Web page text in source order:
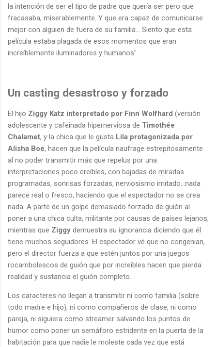
la intención de ser el tipo de padre que quería ser pero que
fracasaba, miserablemente. Y que era capaz de comunicarse
mejor con alguien de fuera de su familia... Siento que esta
película estaba plagada de esos momentos que eran
increíblemente iluminadores y humanos".
Un casting desastroso y forzado
El hijo Ziggy Katz interpretado por Finn Wolfhard (versión
adolescente y cafeinada hipernerviosa de Timothée
Chalamet, y la chica que le gusta Lila protagonizada por
Alisha Boe, hacen que la película naufrage estrepitosamente
al no poder transmitir más que repelus por una
interpretaciones poco creíbles, con bajadas de miradas
programadas, sonrisas forzadas, nerviosismo imitado...nada
parece real o fresco, haciendo que el espectador no se crea
nada. A parte de un golpe demasiado forzado de guión al
poner a una chica culta, militante por causas de países lejanos,
mientras que Ziggy demuestra su ignorancia diciendo que él
tiene muchos seguidores. El espectador vé que no congenian,
pero el director fuerza a que estén juntos por una juegos
rocambolescos de guión que por increíbles hacen que pierda
realidad y sustancia el guión completo.
Los caracteres no llegan a transmitir ni como familia (sobre
todo madre e hijo), ni como compañeros de clase, ni como
pareja, ni siguiera como streamer salvando los puntos de
humor como poner un semáforo estridente en la puerta de la
habitación para que nadie le moleste cada vez que está